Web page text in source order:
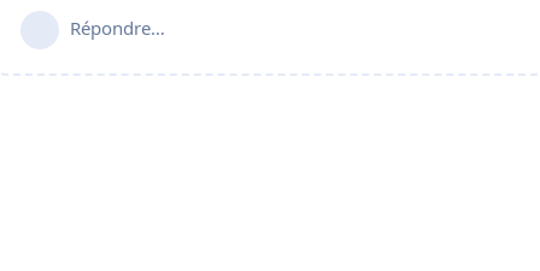
Répondre…